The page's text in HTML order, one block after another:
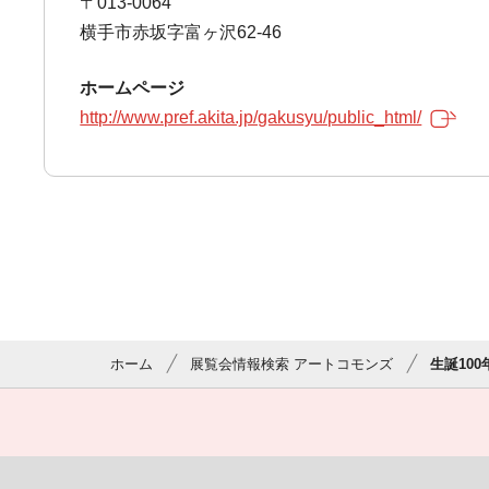
横手市赤坂字富ヶ沢62-46
ホームページ
http://www.pref.akita.jp/gakusyu/public_html/
ホーム 展覧会情報検索 アートコモンズ 生誕100